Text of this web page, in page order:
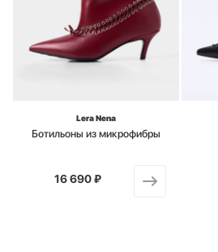
Lera Nena
Ботильоны из микрофибры
от
16 690 ₽